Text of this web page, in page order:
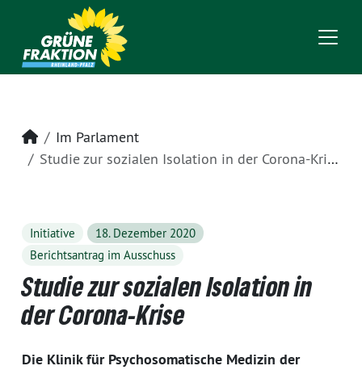
Startseite
Im Parlament
Studie zur sozialen Isolation in der Corona-Krise
Initiative
18. Dezember 2020
Berichtsantrag im Ausschuss
Studie zur sozialen Isolation in
der Corona-Krise
Die Klinik für Psychosomatische Medizin der